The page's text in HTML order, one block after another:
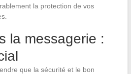
la protection de vos
la messagerie :
que la sécurité et le bon